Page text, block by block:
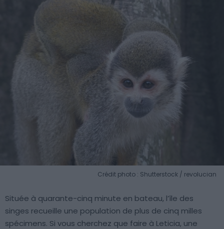
Crédit photo : Shutterstock / revolucian
Située à quarante-cinq minute en bateau, l’île des
singes recueille une population de plus de cinq milles
spécimens. Si vous cherchez que faire à Leticia, une